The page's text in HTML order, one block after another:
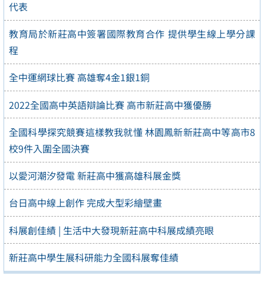
代表
教育局於新莊高中簽署國際教育合作 提供學生線上學分課
程
全中運網球比賽 高雄奪4金1銀1銅
2022全國高中英語辯論比賽 高市新莊高中獲優勝
全國科學探究競賽這樣教我就懂 林園鳳新新莊高中等高市8
校9件入圍全國決賽
以愛河潮汐發電 新莊高中獲高雄科展金獎
台日高中線上創作 完成大型彩繪壁畫
科展創佳績 | 生活中大發現新莊高中科展成績亮眼
新莊高中學生展科研能力全國科展奪佳績